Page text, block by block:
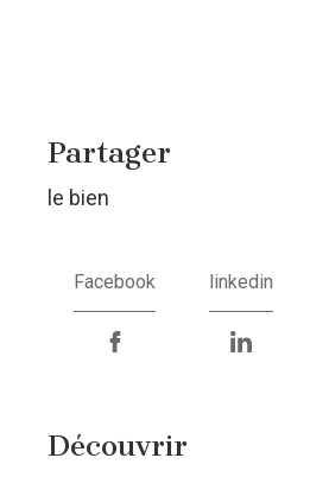
partager
le bien
Facebook linkedin
découvrir